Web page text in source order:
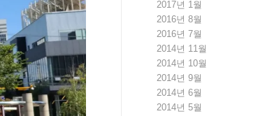
2017년 1월
2016년 8월
2016년 7월
2014년 11월
2014년 10월
2014년 9월
2014년 6월
2014년 5월